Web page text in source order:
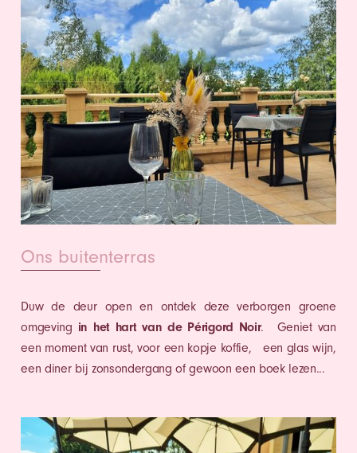
Ons buitenterras
Duw de deur open en ontdek deze verborgen groene
omgeving in het hart van de Périgord Noir. Geniet van
een moment van rust, voor een kopje koffie, een glas wijn,
een diner bij zonsondergang of gewoon een boek lezen...